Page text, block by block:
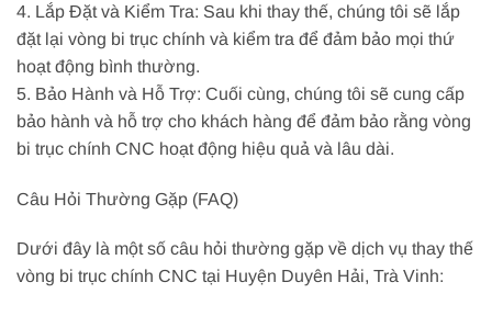
4. Lắp Đặt và Kiểm Tra: Sau khi thay thế, chúng tôi sẽ lắp
đặt lại vòng bi trục chính và kiểm tra để đảm bảo mọi thứ
hoạt động bình thường.
5. Bảo Hành và Hỗ Trợ: Cuối cùng, chúng tôi sẽ cung cấp
bảo hành và hỗ trợ cho khách hàng để đảm bảo rằng vòng
bi trục chính CNC hoạt động hiệu quả và lâu dài.
Câu Hỏi Thường Gặp (FAQ)
Dưới đây là một số câu hỏi thường gặp về dịch vụ thay thế
vòng bi trục chính CNC tại Huyện Duyên Hải, Trà Vinh: